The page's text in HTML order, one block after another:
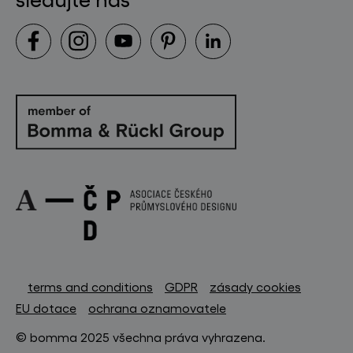
terms and conditions GDPR
zásady cookies
EU dotace
ochrana oznamovatele
© bomma 2025 všechna práva vyhrazena.